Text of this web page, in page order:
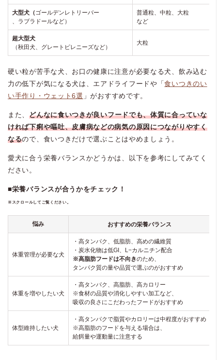
大型犬（ゴールデンレトリーバー
、ラブラドールなど）
普通粒、中粒、大粒
など
超大型犬
（秋田犬、グレートピレニーズなど）
大粒
硬い粒が苦手な犬、お口の健康に注意が必要なる犬、飲み込む
力の低下が気になる犬は、エアドライフードや「食いつきのい
い手作り・ウェット6選 」がおすすめです。
また、どんなに食いつきが良いフードでも、体質に合っていな
ければ下痢や嘔吐、皮膚病などの病気の原因につながりやすく
なるので、食いつきだけで選ぶことはやめましょう。
愛犬に合う栄養バランスかどうかは、以下を参考にしてみてく
ださい。
■栄養バランスが合うかをチェック！
※スクロールしてご覧ください。
悩み おすすめの栄養バランス
体重管理が必要な犬
・高タンパク、低脂肪、高めの繊維質
・炭水化物は低GI、L−カルニチン配合
※高脂肪フードは不向きのため、
タンパク質の量や品質で選ぶのがおすすめ
体重を増やしたい犬
・高タンパク、高脂肪、高カロリー
※食材の品質や消化しやすい加工など、
吸収の良さにこだわったフードがおすすめ
体型維持したい犬
・高タンパクで脂質やカロリーは中程度がおすすめ
※高脂肪のフードを与える場合は、
給餌量や運動量に注意する